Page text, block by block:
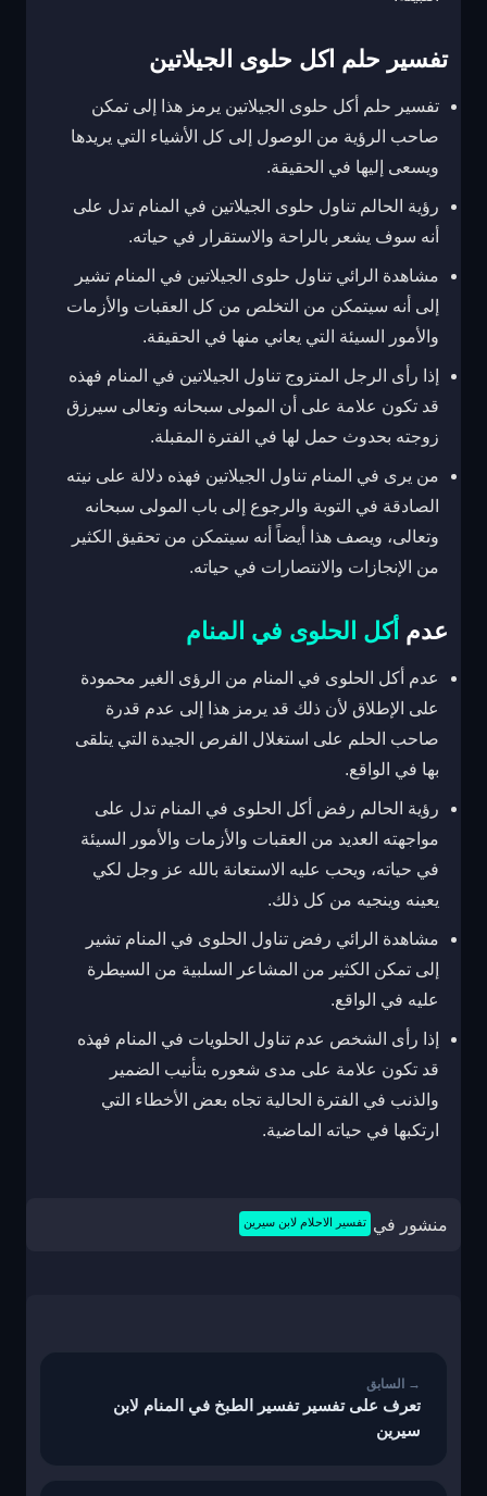
تفسير حلم اكل حلوى الجيلاتين
تفسير حلم أكل حلوى الجيلاتين يرمز هذا إلى تمكن
صاحب الرؤية من الوصول إلى كل الأشياء التي يريدها
ويسعى إليها في الحقيقة.
رؤية الحالم تناول حلوى الجيلاتين في المنام تدل على
أنه سوف يشعر بالراحة والاستقرار في حياته.
مشاهدة الرائي تناول حلوى الجيلاتين في المنام تشير
إلى أنه سيتمكن من التخلص من كل العقبات والأزمات
والأمور السيئة التي يعاني منها في الحقيقة.
إذا رأى الرجل المتزوج تناول الجيلاتين في المنام فهذه
قد تكون علامة على أن المولى سبحانه وتعالى سيرزق
زوجته بحدوث حمل لها في الفترة المقبلة.
من يرى في المنام تناول الجيلاتين فهذه دلالة على نيته
الصادقة في التوبة والرجوع إلى باب المولى سبحانه
وتعالى، ويصف هذا أيضاً أنه سيتمكن من تحقيق الكثير
من الإنجازات والانتصارات في حياته.
عدم أكل الحلوى في المنام
عدم أكل الحلوى في المنام من الرؤى الغير محمودة
على الإطلاق لأن ذلك قد يرمز هذا إلى عدم قدرة
صاحب الحلم على استغلال الفرص الجيدة التي يتلقى
بها في الواقع.
رؤية الحالم رفض أكل الحلوى في المنام تدل على
مواجهته العديد من العقبات والأزمات والأمور السيئة
في حياته، ويحب عليه الاستعانة بالله عز وجل لكي
يعينه وينجيه من كل ذلك.
مشاهدة الرائي رفض تناول الحلوى في المنام تشير
إلى تمكن الكثير من المشاعر السلبية من السيطرة
عليه في الواقع.
إذا رأى الشخص عدم تناول الحلويات في المنام فهذه
قد تكون علامة على مدى شعوره بتأنيب الضمير
والذنب في الفترة الحالية تجاه بعض الأخطاء التي
ارتكبها في حياته الماضية.
منشور في تفسير الاحلام لابن سيرين
تعرف على تفسير تفسير الطبخ في المنام لابن
سيرين